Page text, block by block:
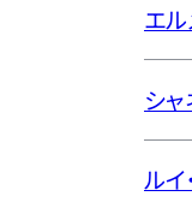
エ
シ
ルイ